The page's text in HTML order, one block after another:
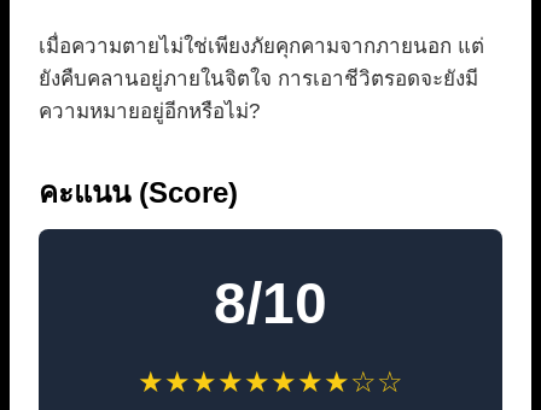
เมื่อความตายไม่ใช่เพียงภัยคุกคามจากภายนอก แต่
ยังคืบคลานอยู่ภายในจิตใจ การเอาชีวิตรอดจะยังมี
ความหมายอยู่อีกหรือไม่?
คะแนน (Score)
8/10
★★★★★★★★☆☆